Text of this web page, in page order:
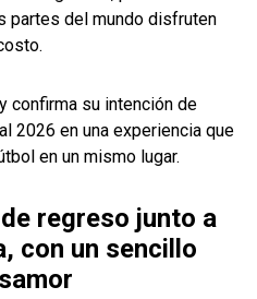
partes del mundo disfruten
confirma su intención de
2026 en una experiencia que
en un mismo lugar.
regreso junto a
con un sencillo